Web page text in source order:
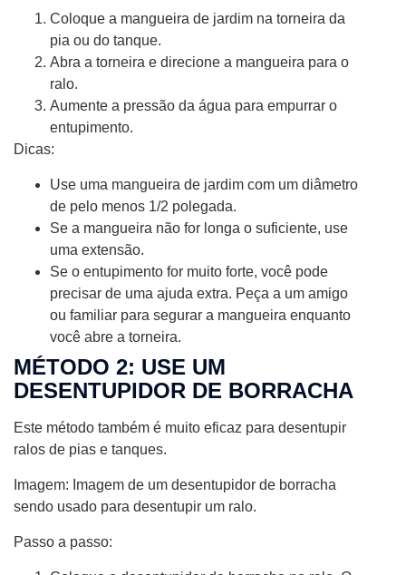
Coloque a mangueira de jardim na torneira da
pia ou do tanque.
Abra a torneira e direcione a mangueira para o
ralo.
Aumente a pressão da água para empurrar o
entupimento.
Dicas:
Use uma mangueira de jardim com um diâmetro
de pelo menos 1/2 polegada.
Se a mangueira não for longa o suficiente, use
uma extensão.
Se o entupimento for muito forte, você pode
precisar de uma ajuda extra. Peça a um amigo
ou familiar para segurar a mangueira enquanto
você abre a torneira.
MÉTODO 2: USE UM
DESENTUPIDOR DE BORRACHA
Este método também é muito eficaz para desentupir
ralos de pias e tanques.
Imagem: Imagem de um desentupidor de borracha
sendo usado para desentupir um ralo.
Passo a passo: